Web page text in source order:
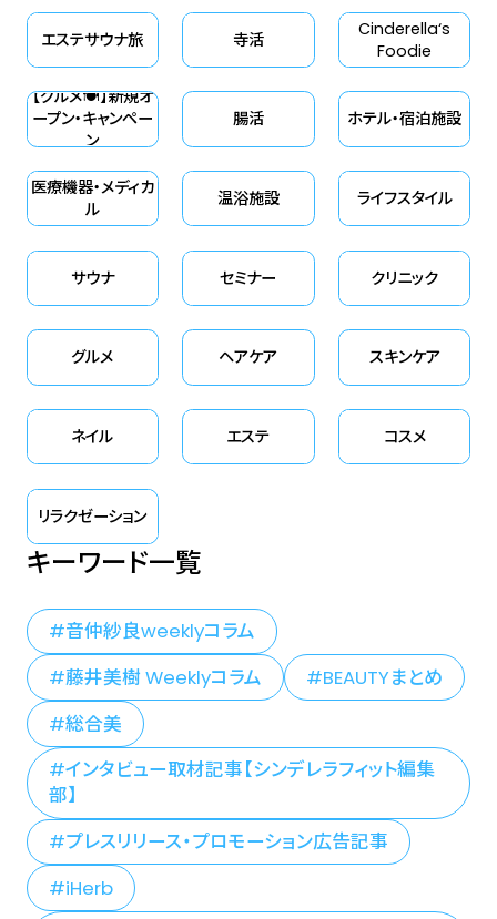
エステサウナ旅 寺活
Cinderella‘s
Foodie
【グルメ🍽】新規オ
ープン・キャンペー
ン
腸活 ホテル・宿泊施設
医療機器・メディカ
ル
温浴施設 ライフスタイル
サウナ セミナー クリニック
グルメ ヘアケア スキンケア
ネイル エステ コスメ
リラクゼーション
キーワード一覧
音仲紗良weeklyコラム
藤井美樹 Weeklyコラム
BEAUTYまとめ
総合美
インタビュー取材記事【シンデレラフィット編集
部】
プレスリリース・プロモーション広告記事
iHerb